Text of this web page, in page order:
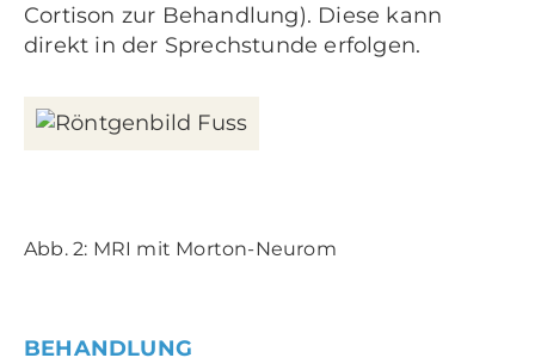
Cortison zur Behandlung). Diese kann
direkt in der Sprechstunde erfolgen.
Abb. 2: MRI mit Morton-Neurom
BEHANDLUNG